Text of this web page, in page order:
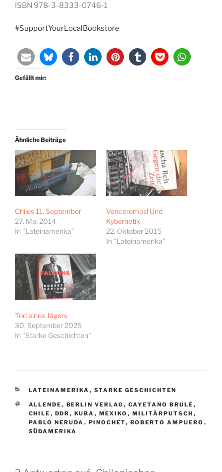
ISBN 978-3-8333-0746-1
#SupportYourLocalBookstore
Gefällt mir:
Ähnliche Beiträge
Chiles 11. September
27. Mai 2014
In "Lateinamerika"
Venceremos! Und
Kybernetik
22. Oktober 2015
In "Lateinamerika"
Tod eines Jägers
30. September 2025
In "Starke Geschichten"
KATEGORIEN
LATEINAMERIKA , STARKE GESCHICHTEN
SCHLAGWÖRTER
ALLENDE , BERLIN VERLAG , CAYETANO BRULÉ ,
CHILE , DDR , KUBA , MEXIKO , MILITÄRPUTSCH ,
PABLO NERUDA , PINOCHET, ROBERTO AMPUERO ,
SÜDAMERIKA